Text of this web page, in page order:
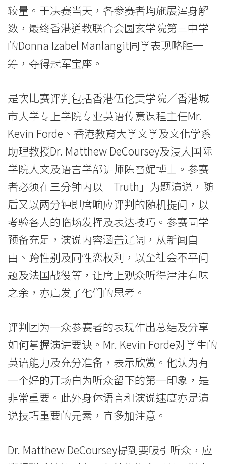
2019」
以
「真
为
题，
提
升
中
学
生
公
开
演
讲
技
巧
学
消
较量。于决赛当天，各参赛者均施展浑身解
数，最终香港道教联合会圆玄学院第三中学
的Donna Izabel Manlangit同学表现略胜一
筹，夺得冠军宝座。
是次比赛评判包括香港伍伦贡学院／香港城
市大学专上学院专业英语传意课程主任Mr.
Kevin Forde、香港教育大学文学及文化学系
助理教授Dr. Matthew DeCoursey及浸大国际
学院人文及语言学部讲师陈雪妮博士。参赛
者必须在三分钟内以「Truth」为题演说，随
后又以两分钟即席响应评判的随机提问，以
考验各人的临场发挥及表达技巧。参赛同学
预备充足，演说内容涵盖辽阔，从新闻自
由、跨性别及同性恋权利，以至社会不平问
题及法国战役等，让席上观众听得津津有味
之余，亦启发了他们的思考。
评判团为一众参赛者的表现作出总结及分享
如何掌握演讲要诀。Mr. Kevin Forde对学生的
英语能力及充分准备，表示欣赏。他认为有
一个好的开场白为听众留下的第一印象，是
非常重要。此外身体语言和演说速度亦是演
说技巧重要的元素，宜多加注意。
Dr. Matthew DeCoursey提到要吸引听众，应